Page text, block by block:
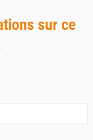
sur ce